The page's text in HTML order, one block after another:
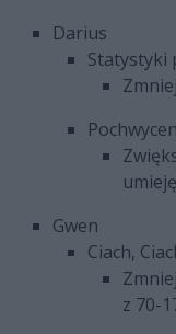
Darius
Statystyki
Gwen
Ciach,
z 70-